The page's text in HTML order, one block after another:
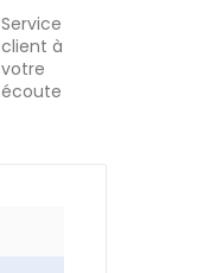
Service
client à
votre
écoute